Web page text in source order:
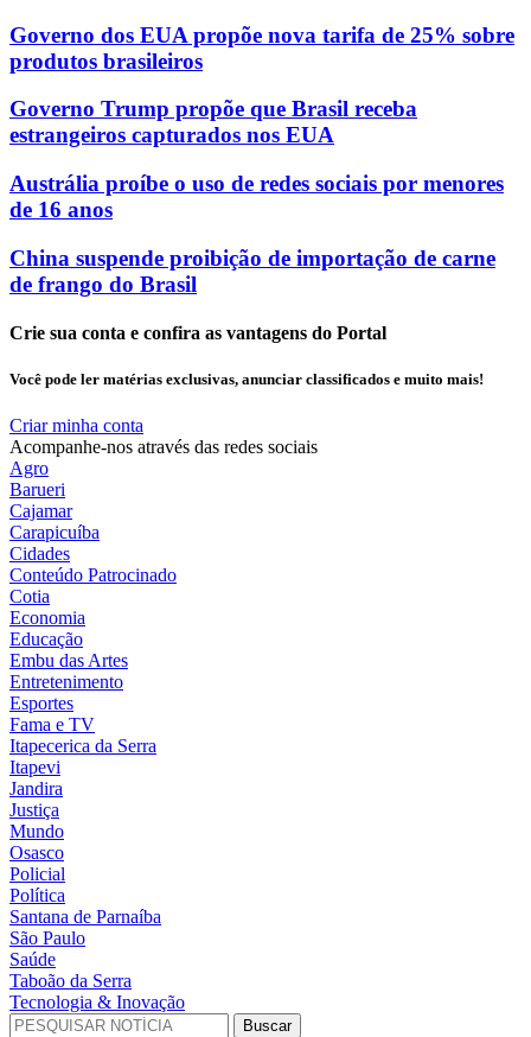
Governo dos EUA propõe nova tarifa de 25% sobre
produtos brasileiros
Governo Trump propõe que Brasil receba
estrangeiros capturados nos EUA
Austrália proíbe o uso de redes sociais por menores
de 16 anos
China suspende proibição de importação de carne
de frango do Brasil
Crie sua conta e confira as vantagens do Portal
Você pode ler matérias exclusivas, anunciar classificados e muito mais!
Criar minha conta
Acompanhe-nos através das redes sociais
Agro
Barueri
Cajamar
Carapicuíba
Cidades
Conteúdo Patrocinado
Cotia
Economia
Educação
Embu das Artes
Entretenimento
Esportes
Fama e TV
Itapecerica da Serra
Itapevi
Jandira
Justiça
Mundo
Osasco
Policial
Política
Santana de Parnaíba
São Paulo
Saúde
Taboão da Serra
Tecnologia & Inovação